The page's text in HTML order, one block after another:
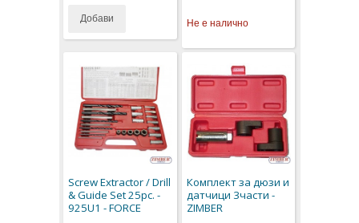
Добави Не е налично
Screw Extractor / Drill
& Guide Set 25pc. -
925U1 - FORCE
Комплект за дюзи и
датчици 3части -
ZIMBER